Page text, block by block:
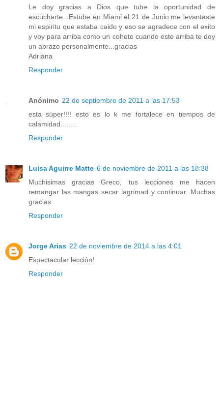
Le doy gracias a Dios que tube la oportunidad de
escucharte...Estube en Miami el 21 de Junio me levantaste
mi espiritu que estaba caido y eso se agradece con el exito
y voy para arriba como un cohete cuando este arriba te doy
un abrazo personalmente...gracias
Adriana
Responder
Anónimo 22 de septiembre de 2011 a las 17:53
esta súper!!!! esto es lo k me fortalece en tiempos de
calamidad........
Responder
Luisa Aguirre Matte 6 de noviembre de 2011 a las 18:38
Muchisimas gracias Greco, tus lecciones me hacen
remangar las mangas secar lagrimad y continuar. Muchas
gracias
Responder
Jorge Arias 22 de noviembre de 2014 a las 4:01
Espectacular lección!
Responder